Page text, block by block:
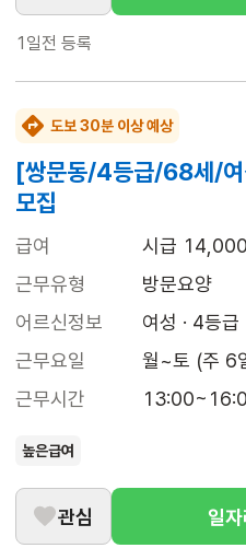
1일전 등록
도보 30분 이상 예상
[쌍문동/4등급/68세/여
모집
급여
시급
근무유형
방문요양
어르신정보
여성 · 4등급
근무요일
월~토 (주 6
근무시간
높은급여
관심 일